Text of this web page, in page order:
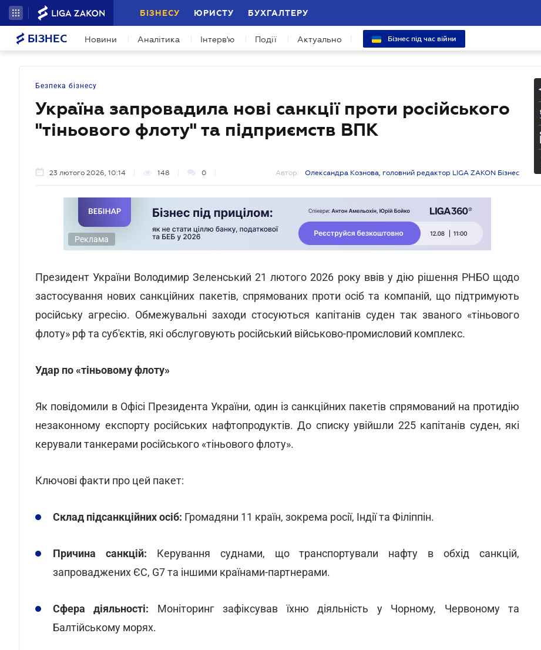
БІЗНЕСУ ЮРИСТУ БУХГАЛТЕРУ
БІЗНЕС Новини Аналітика Інтерв'ю Події Актуально Бізнес під час війни
Безпека бізнесу
Україна запровадила нові санкції проти російського
"тіньового флоту" та підприємств ВПК
23 лютого 2026, 10:14 148 0 Автор: Олександра Кознова, головний редактор LIGA ZAKON Бізнес
Реклама
Президент України Володимир Зеленський 21 лютого 2026 року ввів у дію рішення РНБО щодо
застосування нових санкційних пакетів, спрямованих проти осіб та компаній, що підтримують
російську агресію. Обмежувальні заходи стосуються капітанів суден так званого «тіньового
флоту» рф та суб'єктів, які обслуговують російський військово-промисловий комплекс.
Удар по «тіньовому флоту»
Як повідомили в Офісі Президента України, один із санкційних пакетів спрямований на протидію
незаконному експорту російських нафтопродуктів. До списку увійшли 225 капітанів суден, які
керували танкерами російського «тіньового флоту».
Ключові факти про цей пакет:
Склад підсанкційних осіб: Громадяни 11 країн, зокрема росії, Індії та Філіппін.
Причина санкцій: Керування суднами, що транспортували нафту в обхід санкцій,
запроваджених ЄС, G7 та іншими країнами-партнерами.
Сфера діяльності: Моніторинг зафіксував їхню діяльність у Чорному, Червоному та
Балтійському морях.